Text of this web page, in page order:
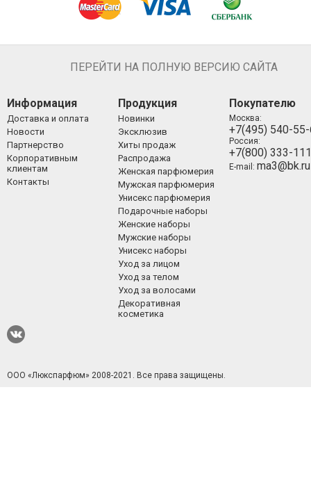
ПЕРЕЙТИ НА ПОЛНУЮ ВЕРСИЮ САЙТА
Информация
Доставка и оплата
Новости
Партнерство
Корпоративным
клиентам
Контакты
Продукция
Новинки
Эксклюзив
Хиты продаж
Распродажа
Женская парфюмерия
Мужская парфюмерия
Унисекс парфюмерия
Подарочные наборы
Женские наборы
Мужские наборы
Унисекс наборы
Уход за лицом
Уход за телом
Уход за волосами
Декоративная
косметика
Покупателю
Москва:
+7(495) 540-
Россия:
+7(800) 333-
E-mail: ma3@bk.ru
ООО «Люкспарфюм» 2008-2021. Все права защищены.